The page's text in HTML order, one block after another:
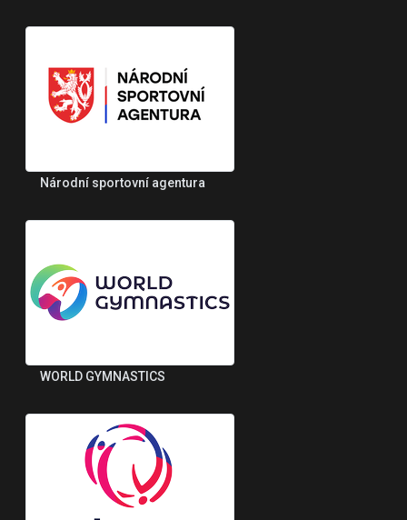
Národní sportovní agentura
WORLD GYMNASTICS